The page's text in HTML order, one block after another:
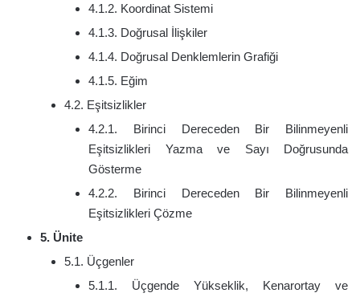
4.1.2. Koordinat Sistemi
4.1.3. Doğrusal İlişkiler
4.1.4. Doğrusal Denklemlerin Grafiği
4.1.5. Eğim
4.2. Eşitsizlikler
4.2.1. Birinci Dereceden Bir Bilinmeyenli
Eşitsizlikleri Yazma ve Sayı Doğrusunda
Gösterme
4.2.2. Birinci Dereceden Bir Bilinmeyenli
Eşitsizlikleri Çözme
5. Ünite
5.1. Üçgenler
5.1.1. Üçgende Yükseklik, Kenarortay ve